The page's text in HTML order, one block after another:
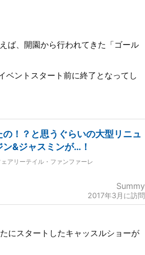
ば、開園から行われてきた「ゴール
ベントスタート前に終了となってし
！？と思うぐらいの大型リニュ
&ジャスミンが…！
アリーテイル・ファンファーレ
Summy
2017年3月に訪問
にスタートしたキャッスルショーが